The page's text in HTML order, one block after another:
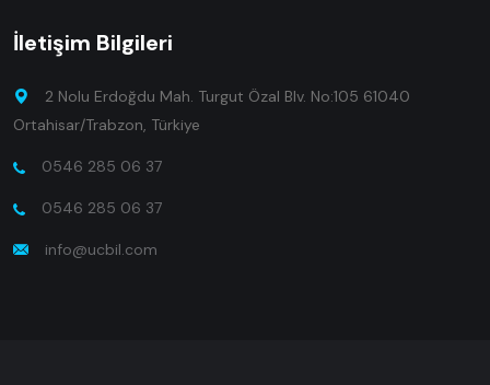
İletişim Bilgileri
2 Nolu Erdoğdu Mah. Turgut Özal Blv. No:105 61040
Ortahisar/Trabzon, Türkiye
0546 285 06 37
0546 285 06 37
info@ucbil.com